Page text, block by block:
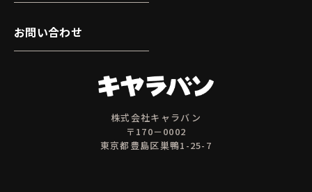
株式会社キャラバン
〒170－0002
東京都豊島区巣鴨1-25-7
お問い合わせ